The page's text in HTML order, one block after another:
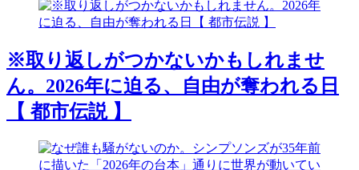
※取り返しがつかないかもしれませ
ん。2026年に迫る、自由が奪われる日
【 都市伝説 】